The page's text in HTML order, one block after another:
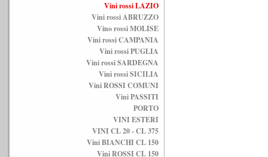
Vini rossi LAZIO
Vini rossi ABRUZZO
Vino rossi MOLISE
Vini rossi CAMPANIA
Vini rossi PUGLIA
Vini rossi SARDEGNA
Vini rossi SICILIA
Vini ROSSI COMUNI
Vini PASSITI
PORTO
VINI ESTERI
VINI CL 20 - CL 375
Vini BIANCHI CL 150
Vini ROSSI CL 150